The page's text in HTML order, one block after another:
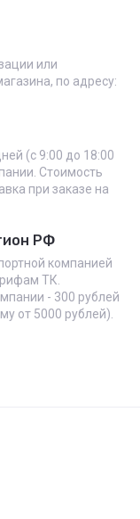
или
по адресу:
(с 9:00 до 18:00
Стоимость
при заказе на
РФ
компанией
ТК.
- 300 рублей
от 5000 рублей).